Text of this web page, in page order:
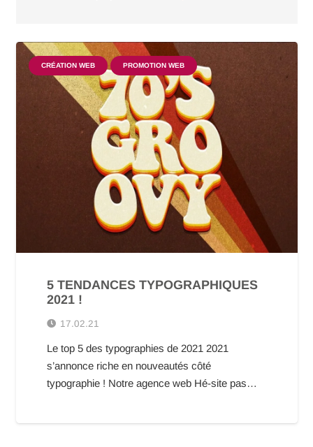
CRÉATION WEB PROMOTION WEB
5 TENDANCES TYPOGRAPHIQUES
2021 !
17.02.21
Le top 5 des typographies de 2021 2021
s’annonce riche en nouveautés côté
typographie ! Notre agence web Hé-site pas…